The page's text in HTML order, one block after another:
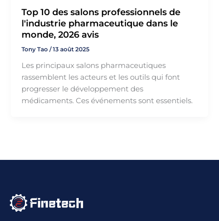
Top 10 des salons professionnels de
l'industrie pharmaceutique dans le
monde, 2026 avis
Tony Tao/13 août 2025
Les principaux salons pharmaceutiques
rassemblent les acteurs et les outils qui font
progresser le développement des
médicaments. Ces événements sont essentiels.